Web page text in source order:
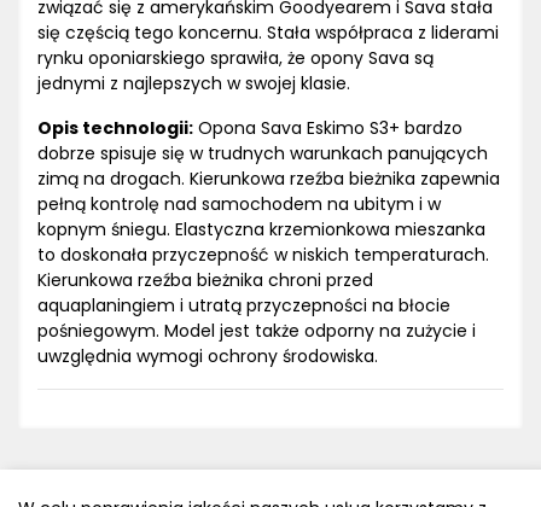
związać się z amerykańskim Goodyearem i Sava stała
się częścią tego koncernu. Stała współpraca z liderami
rynku oponiarskiego sprawiła, że opony Sava są
jednymi z najlepszych w swojej klasie.
Opis technologii: Opona Sava Eskimo S3+ bardzo
dobrze spisuje się w trudnych warunkach panujących
zimą na drogach. Kierunkowa rzeźba bieżnika zapewnia
pełną kontrolę nad samochodem na ubitym i w
kopnym śniegu. Elastyczna krzemionkowa mieszanka
to doskonała przyczepność w niskich temperaturach.
Kierunkowa rzeźba bieżnika chroni przed
aquaplaningiem i utratą przyczepności na błocie
pośniegowym. Model jest także odporny na zużycie i
uwzględnia wymogi ochrony środowiska.